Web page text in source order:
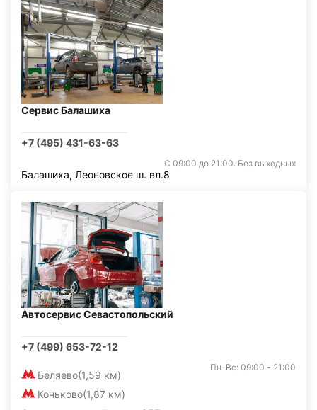
Сервис Балашиха
+7 (495) 431-63-63
С 09:00 до 21:00. Без выходных
Балашиха, Леоновское ш. вл.8
Автосервис Севастопольский
+7 (499) 653-72-12
Беляево(1,59 км)
Коньково(1,87 км)
Пн-Вс: 09:00 - 21:00